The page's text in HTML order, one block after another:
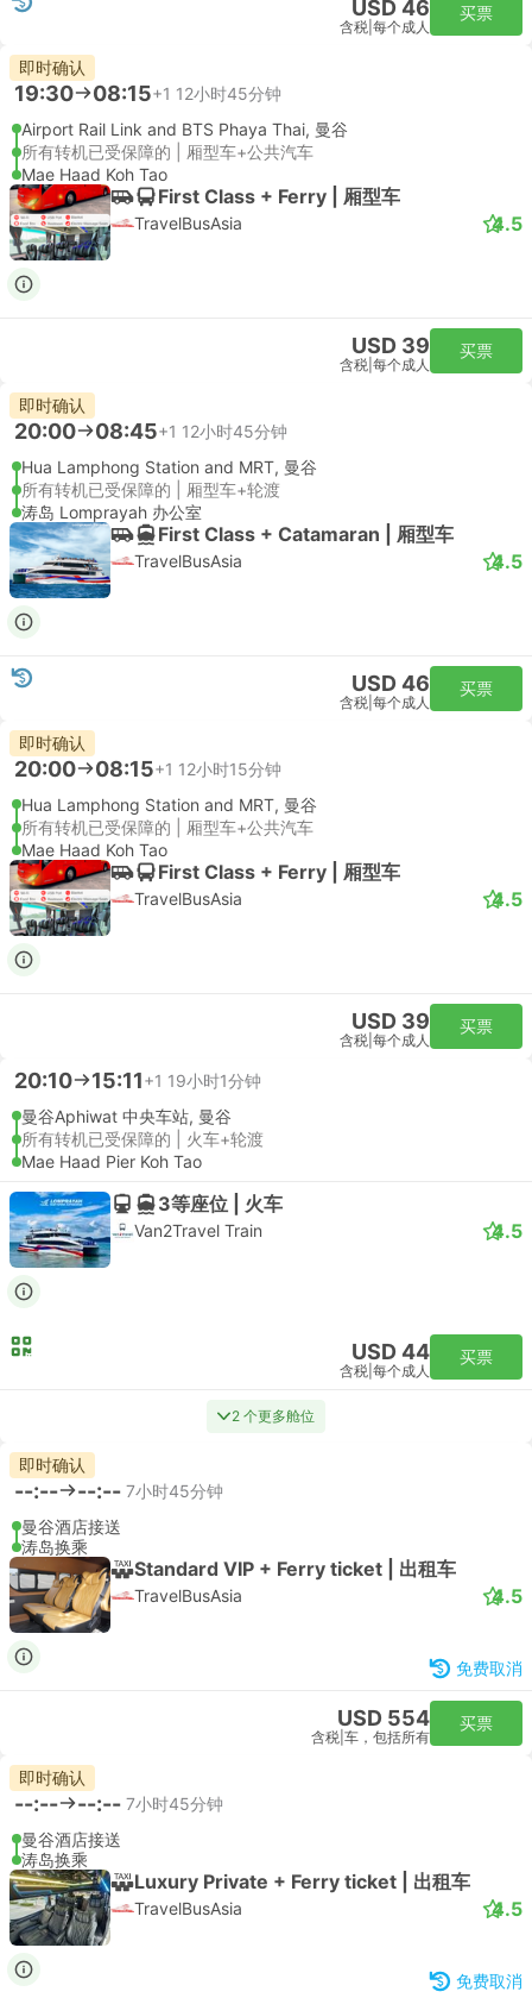
USD 46
含税 每个成人
买票
即时确认
19:30 08:15+1 12小时45分钟
Airport Rail Link and BTS Phaya Thai, 曼谷
所有转机已受保障的 | 厢型车+公共汽车
Mae Haad Koh Tao
First Class + Ferry | 厢型车
TravelBusAsia 4.5
USD 39
含税 每个成人
买票
即时确认
20:00 08:45+1 12小时45分钟
Hua Lamphong Station and MRT, 曼谷
所有转机已受保障的 | 厢型车+轮渡
涛岛 Lomprayah 办公室
First Class + Catamaran | 厢型车
TravelBusAsia 4.5
USD 46
含税 每个成人
买票
即时确认
20:00 08:15+1 12小时15分钟
Hua Lamphong Station and MRT, 曼谷
所有转机已受保障的 | 厢型车+公共汽车
Mae Haad Koh Tao
First Class + Ferry | 厢型车
TravelBusAsia 4.5
USD 39
含税 每个成人
买票
20:10 15:11+1 19小时1分钟
曼谷Aphiwat 中央车站, 曼谷
所有转机已受保障的 | 火车+轮渡
Mae Haad Pier Koh Tao
3等座位 | 火车
Van2Travel Train 4.5
USD 44
含税 每个成人
买票
2 个更多舱位
即时确认
--:-- --:-- 7小时45分钟
曼谷酒店接送
涛岛换乘
Standard VIP + Ferry ticket | 出租车
TravelBusAsia 4.5
免费取消
USD 554
含税 车，包括所有
买票
即时确认
--:-- --:-- 7小时45分钟
曼谷酒店接送
涛岛换乘
Luxury Private + Ferry ticket | 出租车
TravelBusAsia 4.5
免费取消